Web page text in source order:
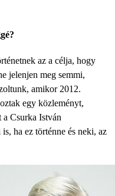
az a célja, hogy
jelenjen meg semmi,
amikor 2012.
egy közleményt,
Csurka István
ha ez történne és neki, az